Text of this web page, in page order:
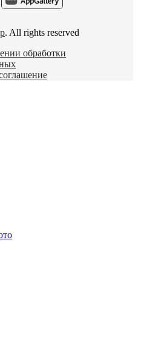
. All rights reserved
обработки